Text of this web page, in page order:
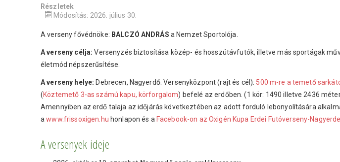
Részletek
Módosítás: 2026. július 30.
A verseny fővédnöke: BALCZÓ ANDRÁS a Nemzet Sportolója.
A verseny célja: Versenyzés biztosítása közép- és hosszútávfutók, illetve más sportágak
életmód népszerűsítése.
A verseny helye: Debrecen, Nagyerdő. Versenyközpont (rajt és cél): 500 m-re a temető
(Köztemető 3-as számú kapu, körforgalom) befelé az erdőben. (1 kör: 1490 illetve 2436
Amennyiben az erdő talaja az időjárás következtében az adott forduló lebonyolítására
awww.frissoxigen.hu honlapon és a Facebook-on az Oxigén Kupa Erdei Futóverseny-
A versenyek ideje